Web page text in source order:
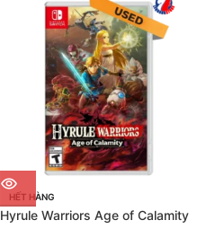
HẾT HÀNG
Hyrule Warriors Age of Calamity